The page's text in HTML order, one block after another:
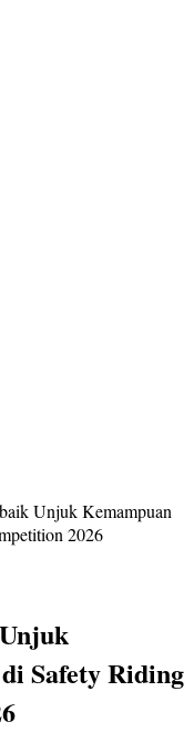
Unjuk Kemampuan
2026
Safety Riding